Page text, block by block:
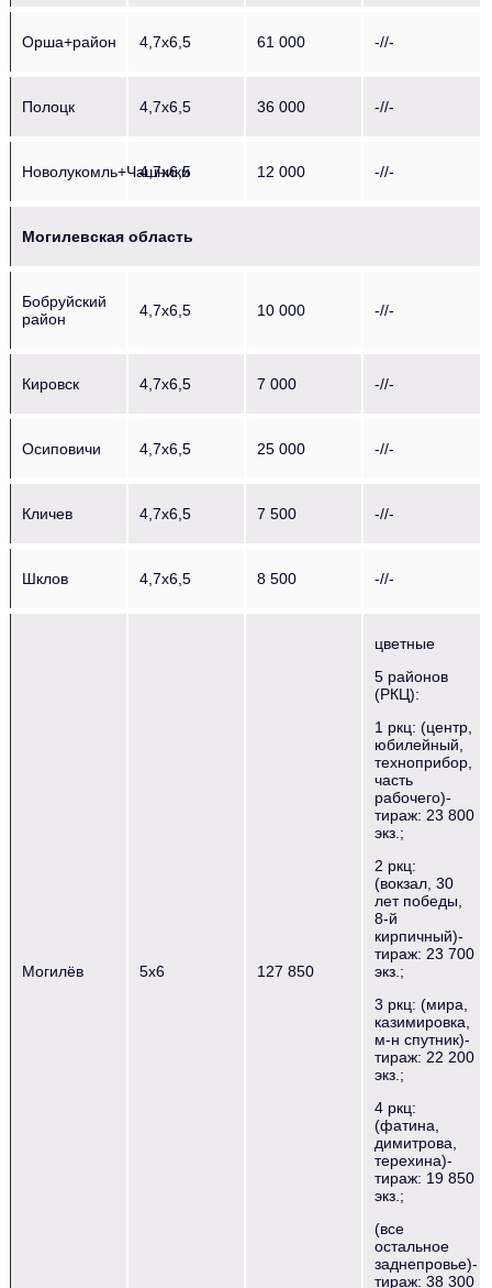
Орша+район 4,7х6,5 61 000 -//-
Полоцк 4,7х6,5 36 000 -//-
Новолукомль+Чашники
4,7х6,5 12 000 -//-
Могилевская область
Бобруйский
район
4,7х6,5 10 000 -//-
Кировск 4,7х6,5 7 000 -//-
Осиповичи 4,7х6,5 25 000 -//-
Кличев 4,7х6,5 7 500 -//-
Шклов 4,7х6,5 8 500 -//-
Могилёв 5х6 127 850
цветные
5 районов
(РКЦ):
1 ркц: (центр,
юбилейный,
техноприбор,
часть
рабочего)-
тираж: 23 800
экз.;
2 ркц:
(вокзал, 30
лет победы,
8-й
кирпичный)-
тираж: 23 700
экз.;
3 ркц: (мира,
казимировка,
м-н спутник)-
тираж: 22 200
экз.;
4 ркц:
(фатина,
димитрова,
терехина)-
тираж: 19 850
экз.;
(все
остальное
заднепровье)-
тираж: 38 300